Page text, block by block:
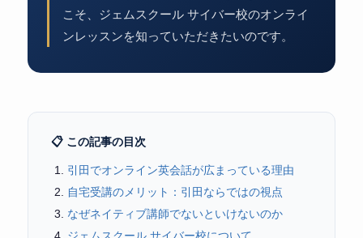
こそ、ジェムスクール サイバー校のオンライ
ンレッスンを知っていただきたいのです。
📋 この記事の目次
引田でオンライン英会話が広まっている理由
自宅受講のメリット：引田ならではの視点
なぜネイティブ講師でないといけないのか